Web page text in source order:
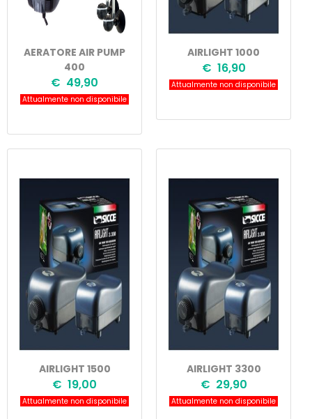
AERATORE AIR PUMP
400
€ 49,90
Attualmente non disponibile
AIRLIGHT 1000
€ 16,90
Attualmente non disponibile
AIRLIGHT 1500
€ 19,00
Attualmente non disponibile
AIRLIGHT 3300
€ 29,90
Attualmente non disponibile